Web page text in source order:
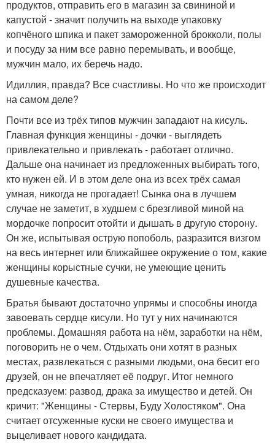
продуктов, отправить его в магазин за свининой и
капустой - значит получить на выходе упаковку
копчёного шпика и пакет замороженной брокколи, полы
и посуду за ним все равно перемывать, и вообще,
мужчин мало, их беречь надо.
Идиллия, правда? Все счастливы. Но что же происходит
на самом деле?
Почти все из трёх типов мужчин западают на кисуль.
Главная функция женщины - дочки - выглядеть
привлекательно и привлекать - работает отлично.
Дальше она начинает из предложенных выбирать того,
кто нужен ей. И в этом деле она из всех трёх самая
умная, никогда не прогадает! Сынка она в лучшем
случае не заметит, в худшем с брезгливой миной на
мордочке попросит отойти и дышать в другую сторону.
Он же, испытывая острую попоболь, разразится визгом
на весь интернет или ближайшее окружение о том, какие
женщины корыстные сучки, не умеющие ценить
душевные качества.
Братья бывают достаточно упрямы и способны иногда
завоевать сердце кисули. Но тут у них начинаются
проблемы. Домашняя работа на нём, заработки на нём,
поговорить не о чем. Отдыхать они хотят в разных
местах, развлекаться с разными людьми, она бесит его
друзей, он не впечатляет её подруг. Итог немного
предсказуем: развод, драка за имущество и детей. Он
кричит: "Женщины - Стервы, Буду Холостяком". Она
считает отсуженные куски не своего имущества и
выцеливает нового кандидата.